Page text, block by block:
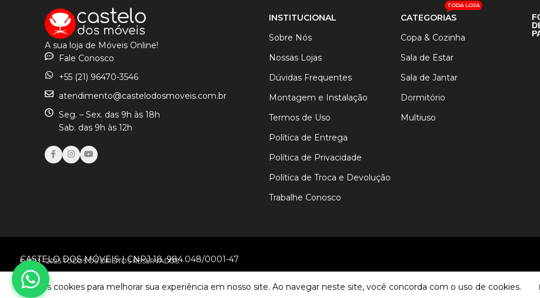
A sua loja de Móveis Online!
Fale Conosco
+55 (21) 96470-3546
atendimento@castelodosmoveis.com.br
Seg. – Sex. das 9h às 18h
Sab. das 9h às 12h
INSTITUCIONAL
Sobre Nós
Nossas Lojas
Dúvidas Frequentes
Montagem e Instalação
Termos de Uso
Política de Entrega
Política de Privacidade
Política de Troca e Devolução
Trabalhe Conosco
CATEGORIAS
TODA LOJA
Copa & Cozinha
Sala de Estar
Sala de Jantar
Dormitório
Multiuso
CASTELO DOS MÓVEIS | CNPJ 18. 984.048/0001-47
© 2013 - 2025 TODOS OS DIREITOS RESERVADOS.
Usamos cookies para melhorar sua experiência em nosso site. Ao navegar neste site, você concorda com o uso de cookies.